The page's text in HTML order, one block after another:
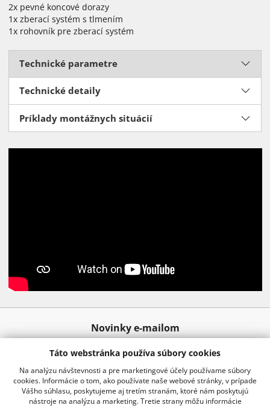
2x pevné koncové dorazy
1x zberací systém s tlmením
1x rohovník pre zberací systém
Technické parametre
Technické detaily
Príklady montážnych situácií
Novinky e-mailom
Odoslať
Táto webstránka používa súbory cookies
Na analýzu návštevnosti a pre marketingové účely používame súbory
cookies. Informácie o tom, ako používate naše webové stránky, v prípade
Vášho súhlasu, poskytujeme aj tretím stranám, ktoré nám poskytujú
nástroje na analýzu a marketing. Tretie strany môžu informácie